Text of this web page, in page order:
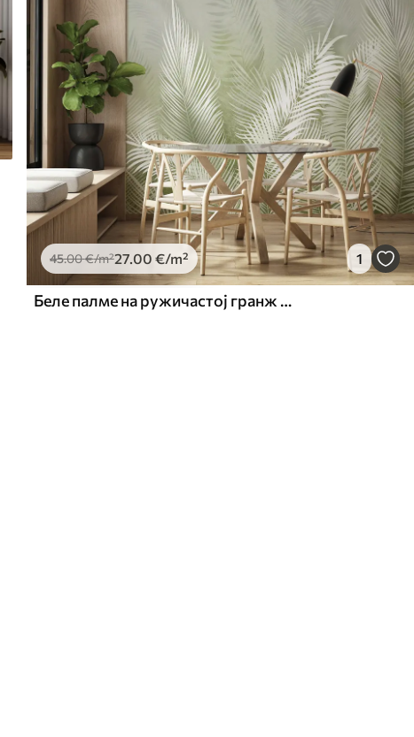
45.00€/m²27.00 €/m² 1
Беле палме на ружичастој гранж позадини. у зеленим бојама